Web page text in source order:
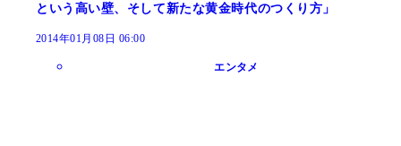
という高い壁、そして新たな黄金時代のつくり方」
2014年01月08日 06:00
エンタメ